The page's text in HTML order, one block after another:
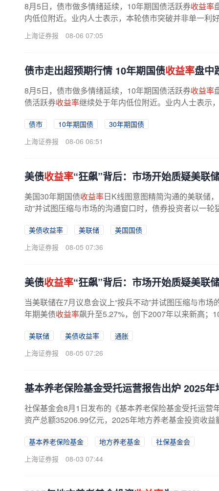
8月5日，债市做多情绪延续，10年期国债活跃券收益率
内低位附近。业内人士表示，本轮债市突破并非单一利
上海证券报 08-06 07:05
债市走出超预期行情 10年期国债收益率盘中
8月5日，债市做多情绪延续，10年期国债活跃券收益率
债活跃券收益率继续处于年内低位附近。业内人士表示
债市 10年期国债
30年期国债
上海证券报
08-06 06:51
美债收益率“狂飙”背后：市场开始质疑美联
美国30年期国债收益率日K线图意图精简沟通的美联储
动”并试图压缩与市场的沟通窗口时，债券投资者以一
美债收益率 美联储
美国国债
上海证券报
08-05 07:36
美债收益率“狂飙”背后：市场开始质疑美联
当美联储在7月议息会议上“按兵不动”并试图压缩与市
年期美债收益率飙升至5.27%，创下2007年以来新高；
美联储 美债收益率
通胀
上海证券报
08-05 07:26
基本养老保险基金受托运营报告出炉 2025
社保基金会8月1日发布的《基本养老保险基金受托运
资产总额35206.99亿元，2025年地方养老基金投资收
基本养老保险基金 地方养老基金
社保基金会
上海证券报
08-03 07:44